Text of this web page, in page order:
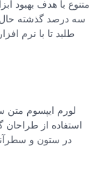
متنوع با هدف بهبود
سه درصد گذشته
طلبد تا با نرم
لورم ایپسوم متن
استفاده از
در ستون و